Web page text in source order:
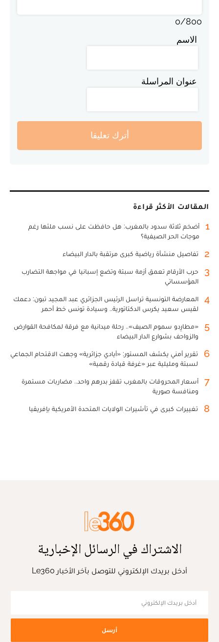
0/800
الاسم
عنوان المراسلة
أترك تعليقا
المقالات الأكثر قراءة
1
أضخم ثلاثة سدود بالمغرب: هل حافظت على نسب ملئها رغم
موجات الحر الصيفية؟
2 تفاصيل منشأة رياضية كبرى مرتقبة بالدار البيضاء
3
حرب الأرقام تعمق أزمة سبتة وتضع إسبانيا في مواجهة التضارب
المؤسساتي
4
المعارضة التونسية تراسل الرئيس الجزائري عبد المجيد تبون: دعمك
لقيس سعيد يكرس الدكتاتورية.. وسيادة تونس خط أحمر
5
«مطارِدو سموم الصيف».. رحلة ميدانية مع فرقة لمكافحة القوارض
والزواحف بشوارع الدار البيضاء
6
تقرير أمني يكشف المستور: «أيادي جزائرية» وجهت الاقتحام الجماعي
لسبتة ومليلية عبر «غرفة قيادة رقمية»
7
أسعار المحروقات بالمغرب تقفز بدرهم واحد.. مضاربات مستمرة
ومنافسة صورية
8 تغييرات كبرى في تأشيرات الولايات المتحدة الأمريكية بإفريقيا
الاشتراك في الرسائل الإخبارية
أدخل بريدك الإلكتروني للتوصل بآخر الأخبار Le360
أرسل